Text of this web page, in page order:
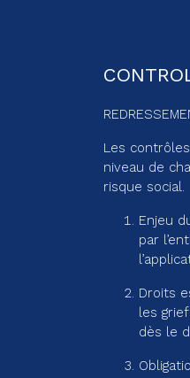
Les
niveau de
risque social.
Enjeu
par
Droits
les
dès le